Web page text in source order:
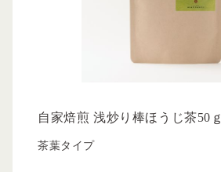
自家焙煎 浅炒り棒ほうじ茶50ｇ
茶葉タイプ